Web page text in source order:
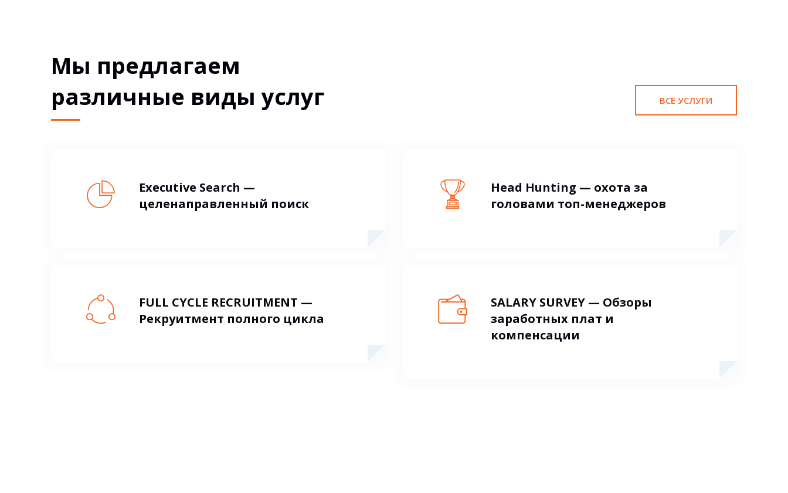
Мы предлагаем
различные виды услуг
ВСЕ УСЛУГИ
Executive Search —
целенаправленный поиск
Head Hunting — охота за
головами топ-менеджеров
FULL CYCLE RECRUITMENT —
Рекруитмент полного цикла
SALARY SURVEY — Обзоры
заработных плат и
компенсации